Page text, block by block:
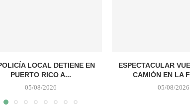
LOCAL DETIENE EN
PUERTO RICO A...
05/08/2026
ESPECTACULAR
CAMIÓN EN LA
05/08/2026